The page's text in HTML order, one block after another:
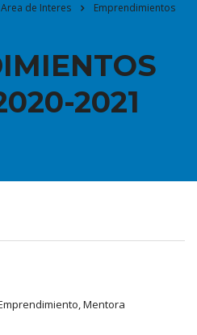
Area de Interes
Emprendimientos
2021
Mentora